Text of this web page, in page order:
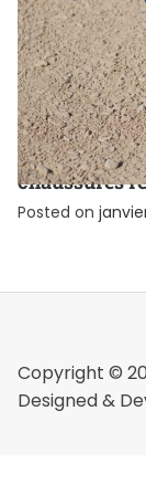
CHAUSSURE
Comment
chaussures
votre
Posted on
Copyright ©
Designed &